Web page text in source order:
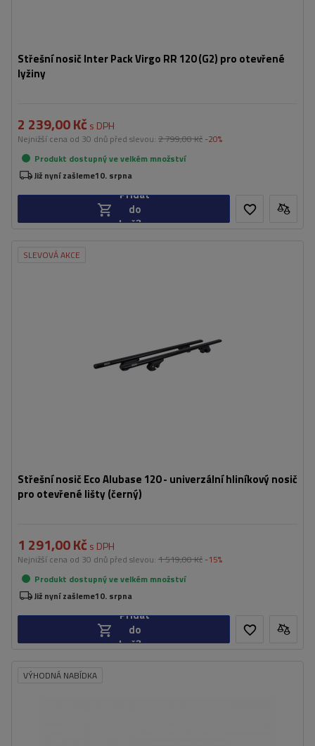
Střešní nosič Inter Pack Virgo RR 120 (G2) pro otevřené
lyžiny
2 239,00 Kč s DPH
Nejnižší cena od 30 dnů před slevou: 2 799,00 Kč -20%
Produkt dostupný ve velkém množství
Již nyní zašleme10. srpna
Přidat
do
košíku
SLEVOVÁ AKCE
Střešní nosič Eco Alubase 120 - univerzální hliníkový nosič
pro otevřené lišty (černý)
1 291,00 Kč s DPH
Nejnižší cena od 30 dnů před slevou: 1 519,00 Kč -15%
Produkt dostupný ve velkém množství
Již nyní zašleme10. srpna
Přidat
do
košíku
VÝHODNÁ NABÍDKA